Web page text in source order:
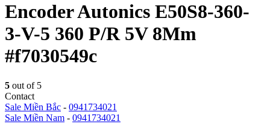
Encoder Autonics E50S8-360-
3-V-5 360 P/R 5V 8Mm
#f7030549c
5 out of 5
Contact
Sale Miền Bắc - 0941734021
Sale Miền Nam - 0941734021